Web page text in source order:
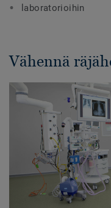
laboratorioihin
Vähennä